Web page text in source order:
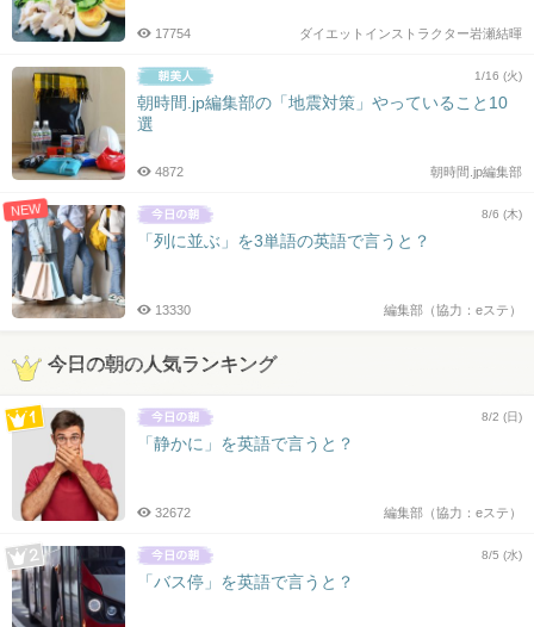
ダイエットインストラクター岩瀬結暉
17754
1/16 (火)
朝時間.jp編集部の「地震対策」やっていること10
選
朝時間.jp編集部
4872
NEW 8/6 (木)
「列に並ぶ」を3単語の英語で言うと？
編集部（協力：eステ）
13330
今日の朝の人気ランキング
8/2 (日)
「静かに」を英語で言うと？
編集部（協力：eステ）
32672
8/5 (水)
「バス停」を英語で言うと？